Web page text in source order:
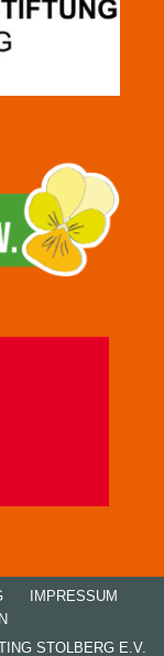
IMPRESSUM
STOLBERG E.V.